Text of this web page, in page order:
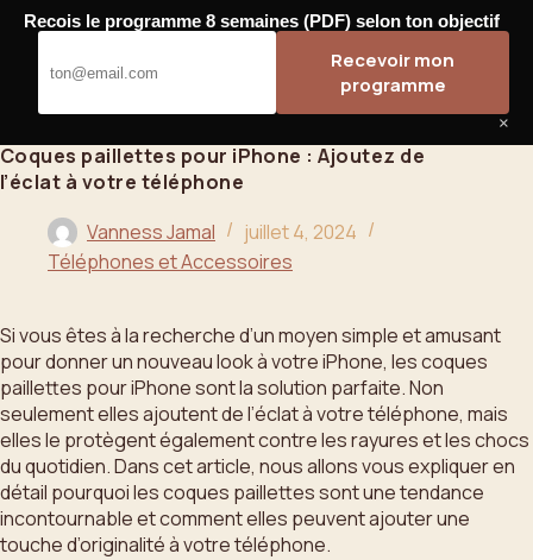
Passer
contenu
Bahoo
Coques paillettes pour iPhone : Ajoutez de
l’éclat à votre téléphone
Vanness Jamal
juillet 4, 2024
Téléphones et Accessoires
Si vous êtes à la recherche d’un moyen simple et amusant
pour donner un nouveau look à votre iPhone, les coques
paillettes pour iPhone sont la solution parfaite. Non
seulement elles ajoutent de l’éclat à votre téléphone, mais
elles le protègent également contre les rayures et les chocs
du quotidien. Dans cet article, nous allons vous expliquer en
détail pourquoi les coques paillettes sont une tendance
incontournable et comment elles peuvent ajouter une
touche d’originalité à votre téléphone.
Recois le programme 8 semaines (PDF) selon ton objectif
Recevoir mon
programme
×